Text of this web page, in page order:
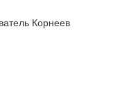
Корнеев